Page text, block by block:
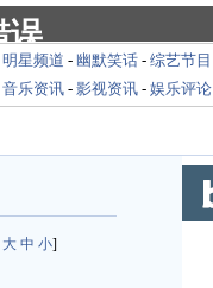
明星频道 - 幽默笑话 - 综艺节目
音乐资讯 - 影视资讯 - 娱乐评论
大 中 小]